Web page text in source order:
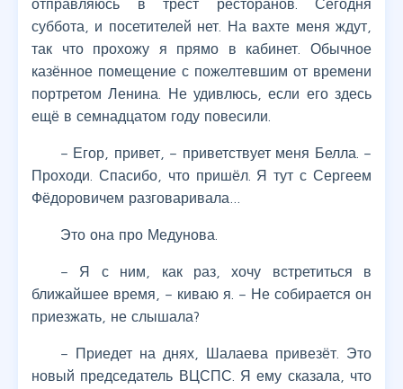
отправляюсь в трест ресторанов. Сегодня
суббота, и посетителей нет. На вахте меня ждут,
так что прохожу я прямо в кабинет. Обычное
казённое помещение с пожелтевшим от времени
портретом Ленина. Не удивлюсь, если его здесь
ещё в семнадцатом году повесили.
– Егор, привет, – приветствует меня Белла. –
Проходи. Спасибо, что пришёл. Я тут с Сергеем
Фёдоровичем разговаривала…
Это она про Медунова.
– Я с ним, как раз, хочу встретиться в
ближайшее время, – киваю я. – Не собирается он
приезжать, не слышала?
– Приедет на днях, Шалаева привезёт. Это
новый председатель ВЦСПС. Я ему сказала, что